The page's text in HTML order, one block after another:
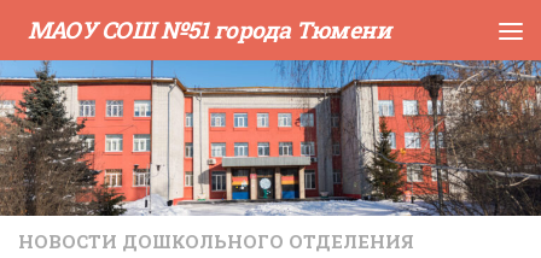
Skip to content
МАОУ СОШ №51 города Тюмени
НОВОСТИ ДОШКОЛЬНОГО ОТДЕЛЕНИЯ